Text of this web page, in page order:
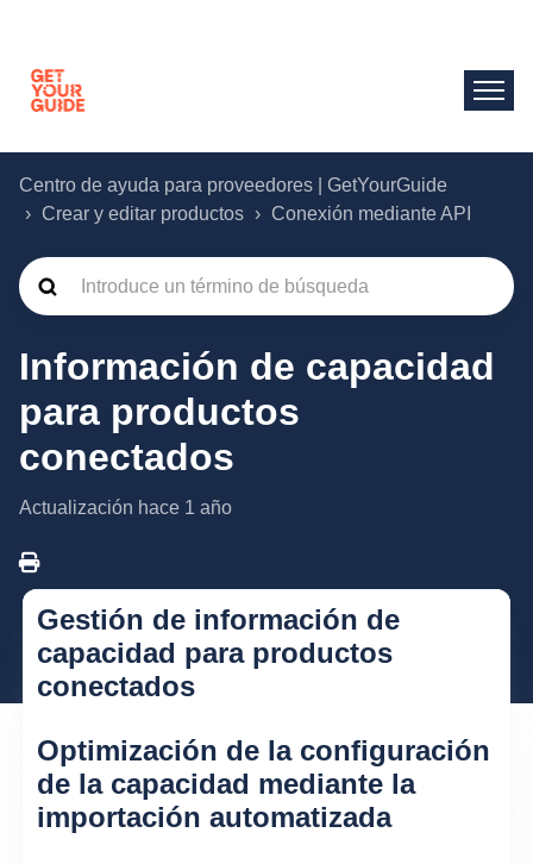
Centro de ayuda para proveedores | GetYourGuide
Crear y editar productos
Conexión mediante API
Información de capacidad
para productos
conectados
Actualización hace 1 año
Gestión de información de
capacidad para productos
conectados
Optimización de la configuración
de la capacidad mediante la
importación automatizada